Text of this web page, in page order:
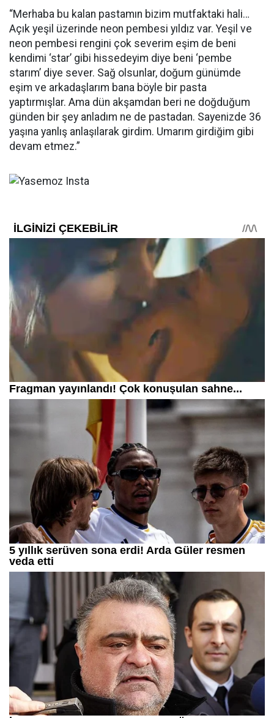
“Merhaba bu kalan pastamın bizim mutfaktaki hali…
Açık yeşil üzerinde neon pembesi yıldız var. Yeşil ve
neon pembesi rengini çok severim eşim de beni
kendimi ‘star’ gibi hissedeyim diye beni ‘pembe
starım’ diye sever. Sağ olsunlar, doğum günümde
eşim ve arkadaşlarım bana böyle bir pasta
yaptırmışlar. Ama dün akşamdan beri ne doğduğum
günden bir şey anladım ne de pastadan. Sayenizde 36
yaşına yanlış anlaşılarak girdim. Umarım girdiğim gibi
devam etmez.”